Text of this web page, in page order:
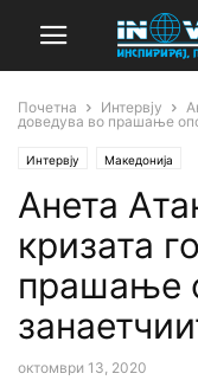
Почетна Интервју
доведува во прашање
Интервју Македонија
Анета
кризата
прашање
октомври 13, 2020